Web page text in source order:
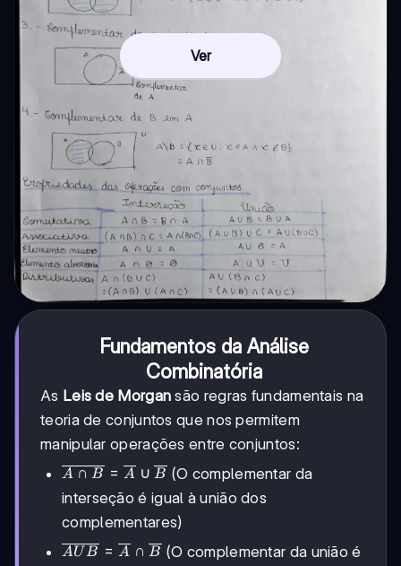
Ver
Fundamentos da Análise
Combinatória
As Leis de Morgan são regras fundamentais na
teoria de conjuntos que nos permitem
manipular operações entre conjuntos:
\overline{A\cap
B}=\overline{A}\cup\overline{B}
A ∩ B = A ∪ B (O complementar da
interseção é igual à união dos
complementares)
\overline{AUB}=\overline{A}\cap\overline{B}
AU B = A ∩ B (O complementar da união é